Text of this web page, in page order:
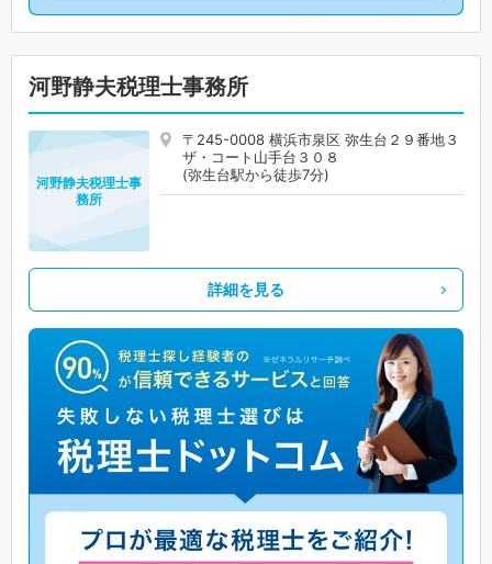
河野静夫税理士事務所
〒245-0008 横浜市泉区 弥生台２９番地３
ザ・コート山手台３０８
(弥生台駅から徒歩7分)
河野静夫税理士事
務所
詳細を見る